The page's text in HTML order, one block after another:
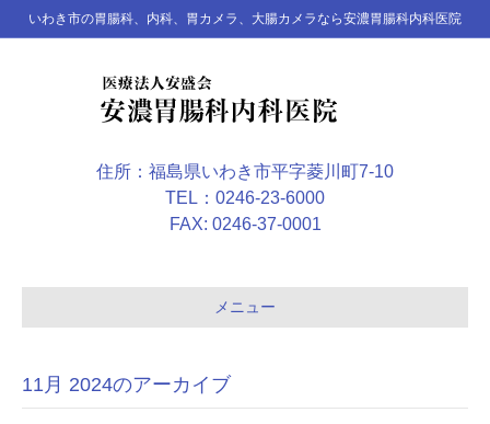
いわき市の胃腸科、内科、胃カメラ、大腸カメラなら安濃胃腸科内科医院
住所：福島県いわき市平字菱川町7-10
TEL：0246-23-6000
FAX: 0246-37-0001
メニュー
11月 2024のアーカイブ